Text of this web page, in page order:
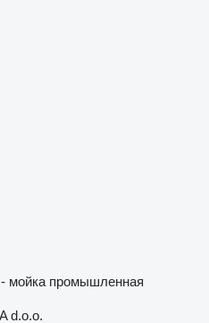
мойка промышленная
d.o.o.